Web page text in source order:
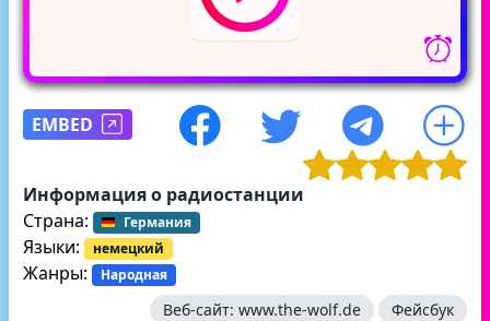
EMBED
Информация о радиостанции
Страна:
Германия
Языки: немецкий
Жанры: Народная
Веб-сайт: www.the-wolf.de Фейсбук